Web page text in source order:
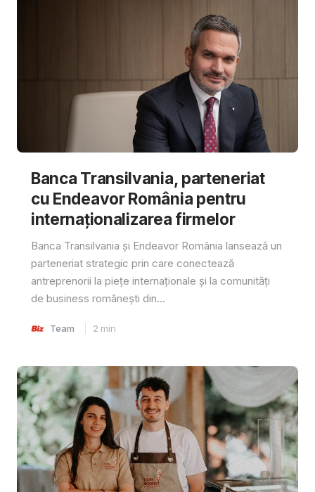
Banca Transilvania, parteneriat
cu Endeavor România pentru
internaționalizarea firmelor
Banca Transilvania și Endeavor România lansează un
parteneriat strategic prin care conectează
antreprenorii la piețe internaționale și la comunități
de business românești din...
Team 2 min